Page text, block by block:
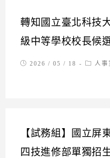
轉知國立臺北科技
級中等學校校長候
Post2026 / 05 / 18
Post人事
【試務組】國立屏
四技進修部單獨招